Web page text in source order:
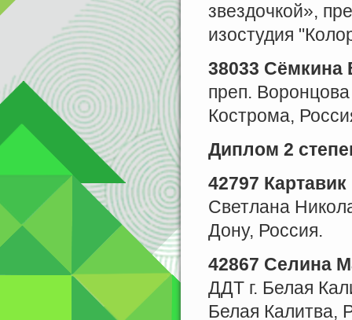
звездочкой»,
изостудия
38033 Сёмкина
преп.
Кострома,
Диплом 2
42797
Светлана
Дону, Россия.
42867 Селина
ДДТ г. Белая
Белая Калитва,